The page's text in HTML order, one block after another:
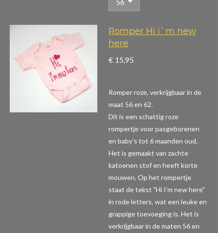
Romper Hi i`m new
here
€ 15,95
Romper roze, verkrijgbaar in de
maat 56 en 62.
Dit is een schattig roze
rompertje voor pasgeborenen
en baby's tot 6 maanden oud.
Het is gemaakt van zachte
katoenen stof en heeft korte
mouwen. Op het rompertje
staat de tekst "Hi I'm new here"
in rode letters, wat een leuke en
grappige toevoeging is. Het is
verkrijgbaar in de maten 56 en